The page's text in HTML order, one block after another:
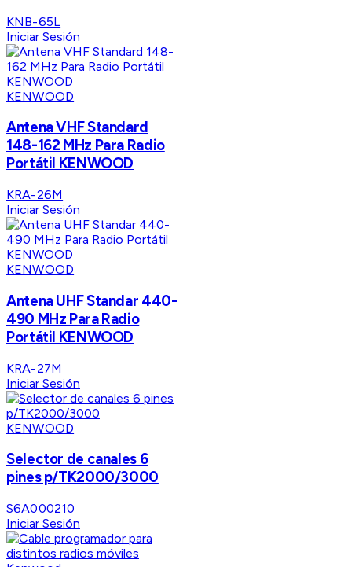
KNB-65L
Iniciar Sesión
KENWOOD
Antena VHF Standard
148-162 MHz Para Radio
Portátil KENWOOD
KRA-26M
Iniciar Sesión
KENWOOD
Antena UHF Standar 440-
490 MHz Para Radio
Portátil KENWOOD
KRA-27M
Iniciar Sesión
KENWOOD
Selector de canales 6
pines p/TK2000/3000
S6A000210
Iniciar Sesión